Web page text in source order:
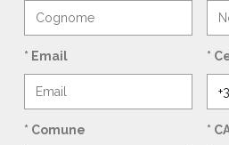
* Email *
* Comune *